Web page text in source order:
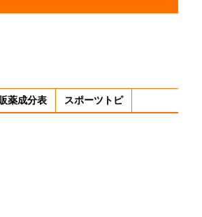
薬成分表 スポーツトピ